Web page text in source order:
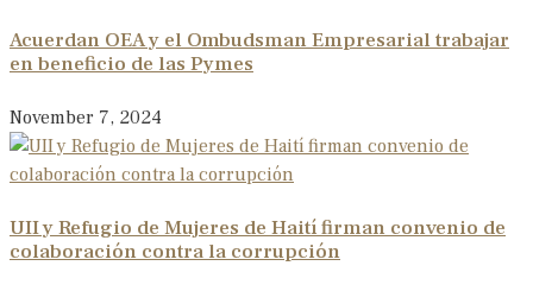
Acuerdan OEA y el Ombudsman Empresarial trabajar
en beneficio de las Pymes
November 7, 2024
UII y Refugio de Mujeres de Haití firman convenio de
colaboración contra la corrupción